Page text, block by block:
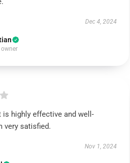
Dec 4, 2024
is highly effective and well-
very satisfied.
Nov 1, 2024